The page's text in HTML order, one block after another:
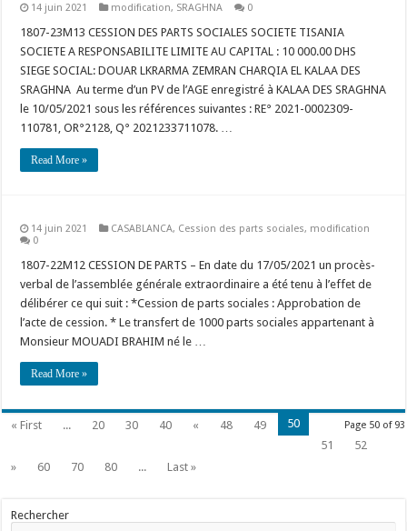
14 juin 2021 modification, SRAGHNA 0
1807-23M13 CESSION DES PARTS SOCIALES SOCIETE TISANIA
SOCIETE A RESPONSABILITE LIMITE AU CAPITAL : 10 000.00 DHS
SIEGE SOCIAL: DOUAR LKRARMA ZEMRAN CHARQIA EL KALAA DES
SRAGHNA Au terme d’un PV de l’AGE enregistré à KALAA DES SRAGHNA
le 10/05/2021 sous les références suivantes : RE° 2021-0002309-
110781, OR°2128, Q° 2021233711078. …
Read More »
14 juin 2021 CASABLANCA, Cession des parts sociales, modification
0
1807-22M12 CESSION DE PARTS – En date du 17/05/2021 un procès-
verbal de l’assemblée générale extraordinaire a été tenu à l’effet de
délibérer ce qui suit : *Cession de parts sociales : Approbation de
l’acte de cession. * Le transfert de 1000 parts sociales appartenant à
Monsieur MOUADI BRAHIM né le …
Read More »
Page 50 of 93
« First ... 20 30 40 « 48 49
50
51
52
»
60 70 80 ... Last »
Rechercher